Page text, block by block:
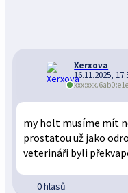
Xerxova
16.11.2025,
my holt musíme mít
prostatou už jako
veterináři byli
0 hlasů